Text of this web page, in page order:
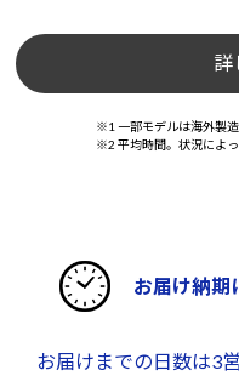
詳
※1 一部モデルは海外製造
※2 平均時間。状況によ
お届け納期
お届けまでの日数は3